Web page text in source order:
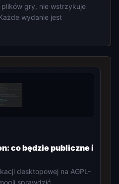
plików gry, nie wstrzykuje
wydanie jest
co będzie publiczne i
desktopowej na AGPL-
sprawdzić